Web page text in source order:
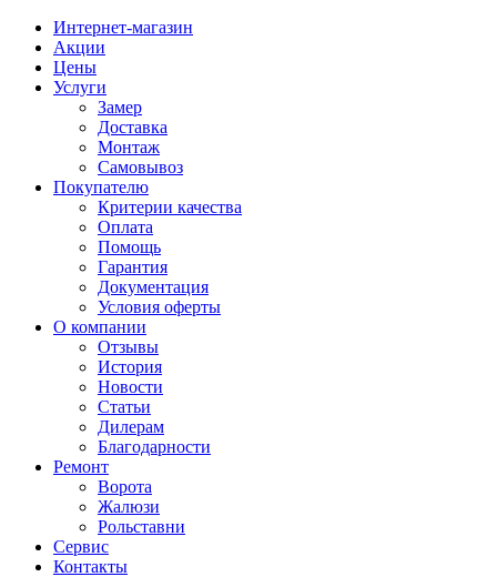
Интернет-магазин
Акции
Цены
Услуги
Замер
Доставка
Монтаж
Самовывоз
Покупателю
Критерии качества
Оплата
Помощь
Гарантия
Документация
Условия оферты
О компании
Отзывы
История
Новости
Статьи
Дилерам
Благодарности
Ремонт
Ворота
Жалюзи
Рольставни
Сервис
Контакты